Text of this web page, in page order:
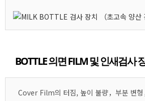
BOTTLE 의면 FILM 및 인새검사
Cover Film의 터짐, 높이 불량，부분 변